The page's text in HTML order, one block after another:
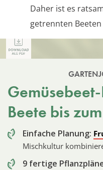
Daher ist es
getrennten
Beete bis
Einfache Planung:
Mischkultur
9 fertige